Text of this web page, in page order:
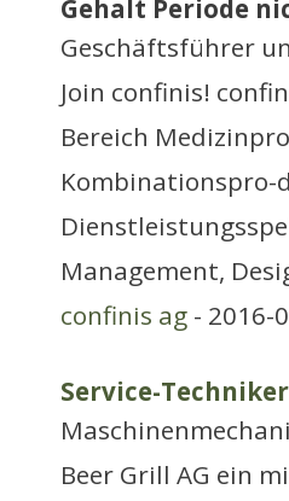
Gehalt Periode
Geschäftsführer
Join confinis!
Bereich
Kombinationspro-
Management,
confinis ag - 2016-
Service-
Beer Grill AG ein